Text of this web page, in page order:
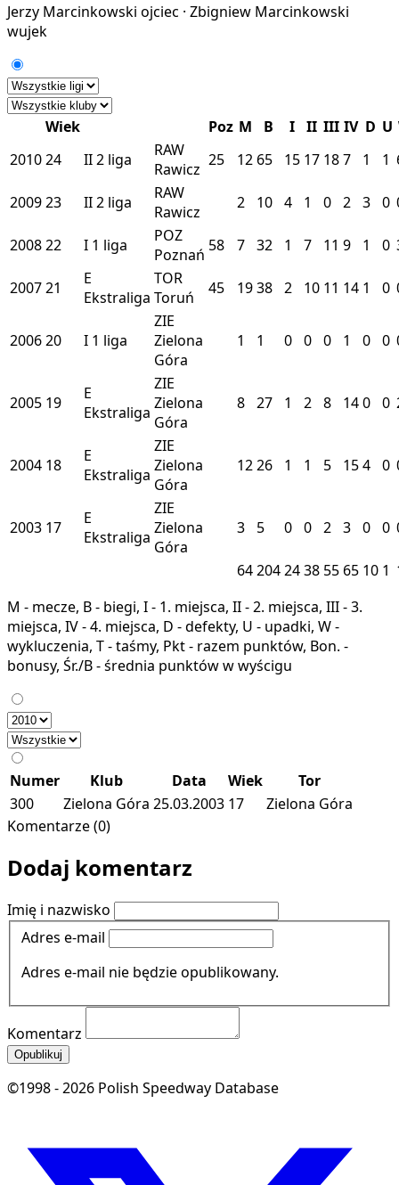
Jerzy Marcinkowski ojciec · Zbigniew Marcinkowski
wujek
Wiek Poz M B I II III IV D U
201024 II2 liga
RAW
Rawicz 25 12 65 15 17 187 1 1
200923 II2 liga
RAW
Rawicz
2 10 4 1 0 2 3 0
200822 I 1 liga
POZ
Poznań 58 7 32 1 7 11 9 1 0
200721
E
Ekstraliga
TOR
Toruń
45 1938 2 10 11 14 1 0
200620 I 1 liga
ZIE
Zielona
Góra
1 1 0 0 0 1 0 0
2005 19
E
Ekstraliga
ZIE
Zielona
Góra
8 27 1 2 8 140 0
2004 18
E
Ekstraliga
ZIE
Zielona
Góra
1226 1 1 5 154 0
2003 17
E
Ekstraliga
ZIE
Zielona
Góra
3 5 0 0 2 3 0 0
642042438 55 65 10 1
M - mecze, B - biegi, I - 1. miejsca, II - 2. miejsca, III - 3.
miejsca, IV - 4. miejsca, D - defekty, U - upadki, W -
wykluczenia, T - taśmy, Pkt - razem punktów, Bon. -
bonusy, Śr./B - średnia punktów w wyścigu
Numer Klub Data Wiek
Tor
300
Zielona Góra 25.03.2003 17
Zielona Góra
Komentarze (0)
Dodaj komentarz
Imię i nazwisko
Adres e-mail
Adres e-mail nie będzie opublikowany.
Komentarz
Opublikuj
©1998 - 2026 Polish Speedway Database